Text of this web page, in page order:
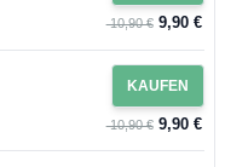
10,90 €9,90 €
KAUFEN
10,90 €9,90 €